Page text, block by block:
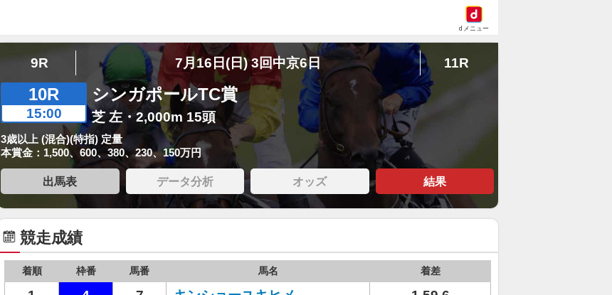
dメニュー
9R 7月16日(日) 3回中京6日 11R
10R
15:00
シンガポールTC賞
芝 左・2,000m 15頭
3歳以上 (混合)(特指) 定量
本賞金：1,500、600、380、230、150万円
出馬表 データ分析 オッズ 結果
競走成績
着順 枠番 馬番 馬名 着差